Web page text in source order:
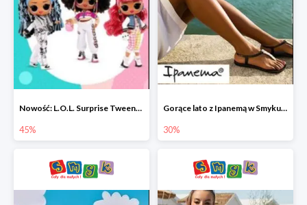
Nowość: L.O.L. Surprise Tweens Doll w Smyku do -45%
45%
Gorące lato z Ipanemą w Smyku do -30%
30%